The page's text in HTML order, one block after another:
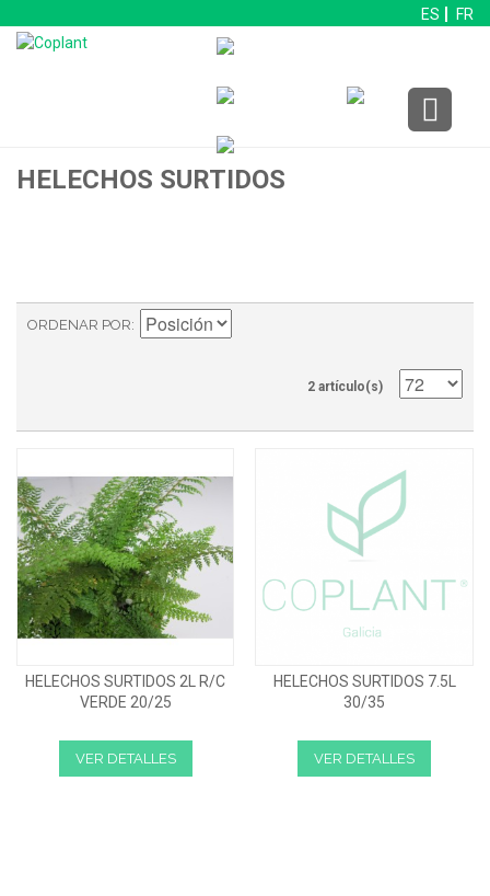
ES FR
HELECHOS SURTIDOS
ORDENAR POR
2 artículo(s)
HELECHOS SURTIDOS 2L R/C
VERDE 20/25
VER DETALLES
HELECHOS SURTIDOS 7.5L
30/35
VER DETALLES